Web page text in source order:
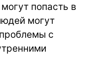
попасть в
могут
с